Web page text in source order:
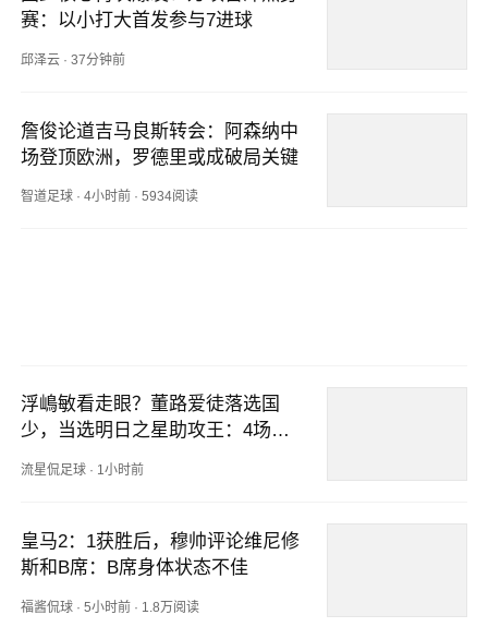
赛：以小打大首发参与7进球
邱泽云 ·37分钟前
詹俊论道吉马良斯转会：阿森纳中
场登顶欧洲，罗德里或成破局关键
智道足球 ·4小时前 ·5934阅读
浮嶋敏看走眼？董路爱徒落选国
少，当选明日之星助攻王：4场造4
流星侃足球 · 1小时前
皇马2：1获胜后，穆帅评论维尼修
斯和B席：B席身体状态不佳
福酱侃球 ·5小时前 · 1.8万阅读